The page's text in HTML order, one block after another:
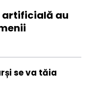
artificială au
se va tăia